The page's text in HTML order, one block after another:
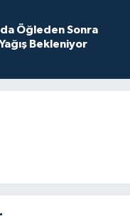
Öğleden Sonra
Bekleniyor